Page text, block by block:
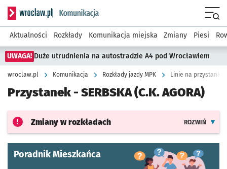
Serwis informacyjny wroclaw.pl podserwis: Komunikacja
Aktualności Rozkłady Komunikacja miejska Zmiany Piesi
UWAGA! Duże utrudnienia na autostradzie A4 pod Wrocławiem
wroclaw.pl Komunikacja Rozkłady jazdy MPK Linie na przystanku
Przystanek - SERBSKA (C.K. AGORA)
Zmiany w rozkładach ROZWIŃ
Poradnik Mieszkańca